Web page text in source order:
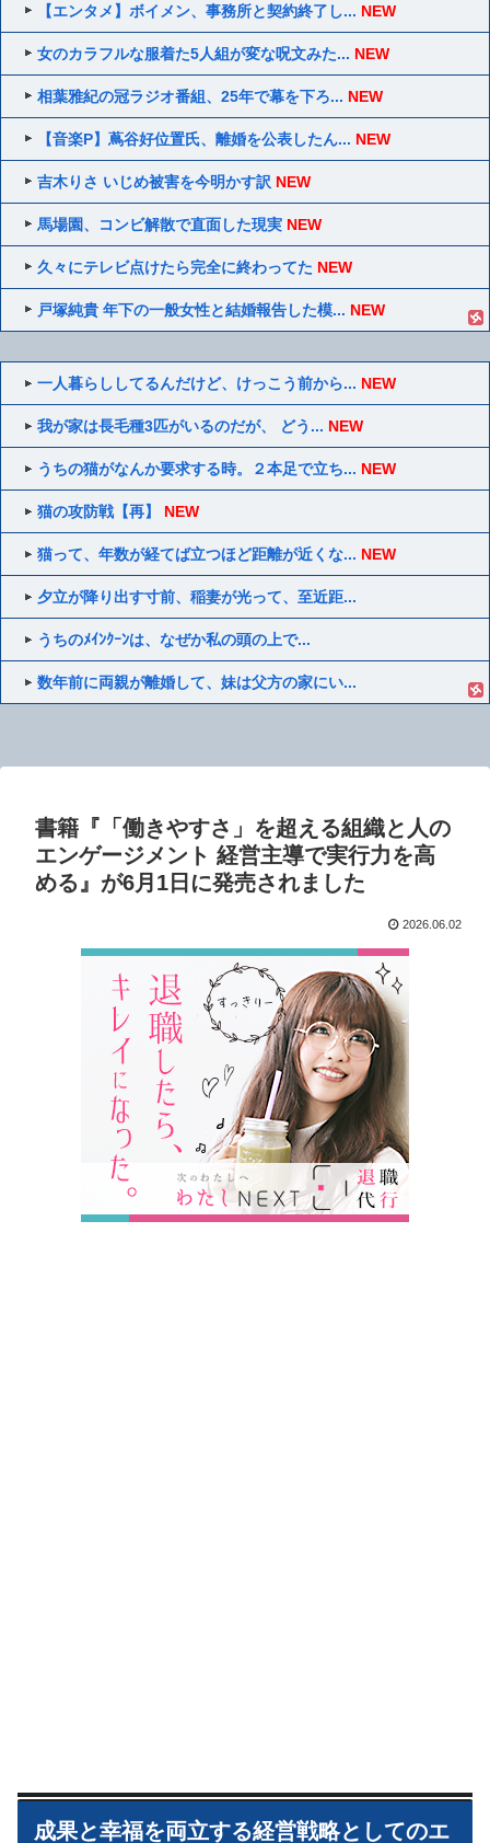
【エンタメ】ボイメン、事務所と契約終了し... NEW
女のカラフルな服着た5人組が変な呪文みた... NEW
相葉雅紀の冠ラジオ番組、25年で幕を下ろ... NEW
【音楽P】蔦谷好位置氏、離婚を公表したん... NEW
吉木りさ いじめ被害を今明かす訳 NEW
馬場園、コンビ解散で直面した現実 NEW
久々にテレビ点けたら完全に終わってた NEW
戸塚純貴 年下の一般女性と結婚報告した模... NEW
一人暮らししてるんだけど、けっこう前から... NEW
我が家は長毛種3匹がいるのだが、 どう... NEW
うちの猫がなんか要求する時。２本足で立ち... NEW
猫の攻防戦【再】 NEW
猫って、年数が経てば立つほど距離が近くな... NEW
夕立が降り出す寸前、稲妻が光って、至近距...
うちのﾒｲﾝｸｰﾝは、なぜか私の頭の上で...
数年前に両親が離婚して、妹は父方の家にい...
書籍『「働きやすさ」を超える組織と人の
エンゲージメント 経営主導で実行力を高
める』が6月1日に発売されました
2026.06.02
成果と幸福を両立する経営戦略としてのエ